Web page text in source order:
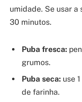
umidade. Se usar
30 minutos.
Puba fresca:
grumos.
Puba seca: use
de farinha.